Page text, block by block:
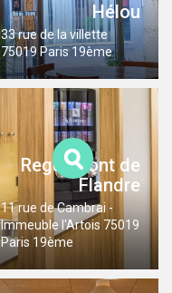
Hélou
33 rue de la villette
75019 Paris 19ème
Regus Pont de
Flandre
11 rue de Cambrai -
Immeuble l'Artois 75019
Paris 19ème